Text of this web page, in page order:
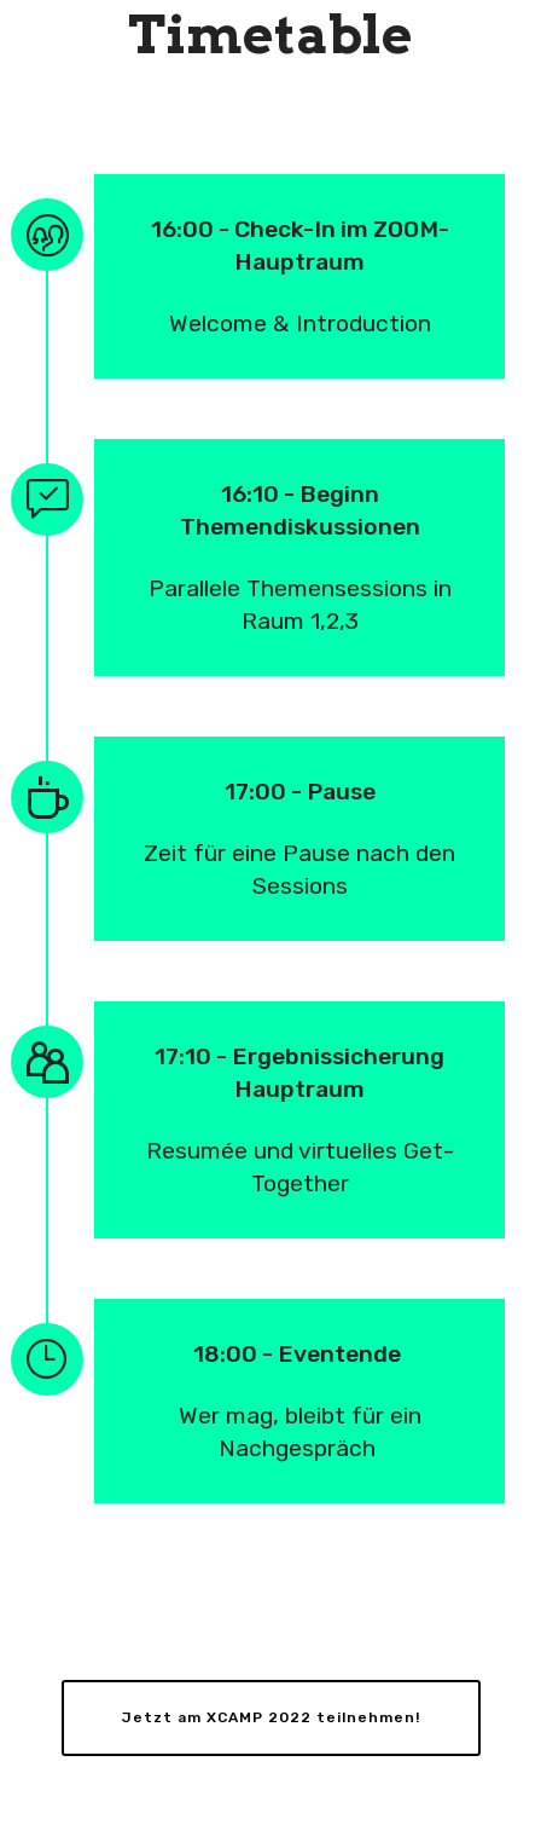
Timetable
16:00 - Check-In im ZOOM-
Hauptraum
Welcome & Introduction
16:10 - Beginn
Themendiskussionen
Parallele Themensessions in
Raum 1,2,3
17:00 - Pause
Zeit für eine Pause nach den
Sessions
17:10 - Ergebnissicherung
Hauptraum
Resumée und virtuelles Get-
Together
18:00 - Eventende
Wer mag, bleibt für ein
Nachgespräch
Jetzt am XCAMP 2022 teilnehmen!